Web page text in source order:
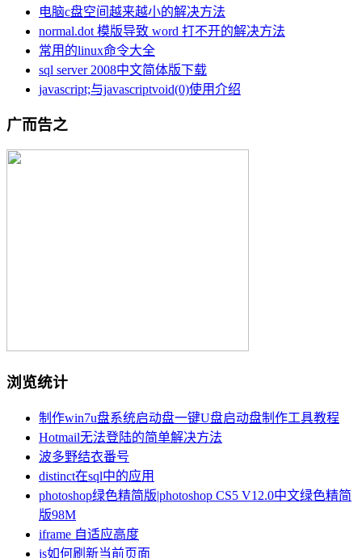
电脑c盘空间越来越小的解决方法
normal.dot 模版导致 word 打不开的解决方法
常用的linux命令大全
sql server 2008中文简体版下载
javascript;与javascriptvoid(0)使用介绍
广而告之
浏览统计
制作win7u盘系统启动盘一键U盘启动盘制作工具教程
Hotmail无法登陆的简单解决方法
波多野结衣番号
distinct在sql中的应用
photoshop绿色精简版|photoshop CS5 V12.0中文绿色精简
版98M
iframe 自适应高度
js如何刷新当前页面